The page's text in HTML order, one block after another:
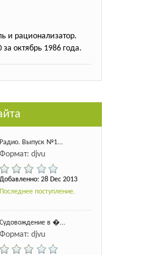
и рационализатор.
октябрь 1986 года.
Радио. Выпуск №1...
Формат: djvu
Добавленно: 28 Dec 2013
Последнее поступление.
Судовождение в �...
Формат: djvu